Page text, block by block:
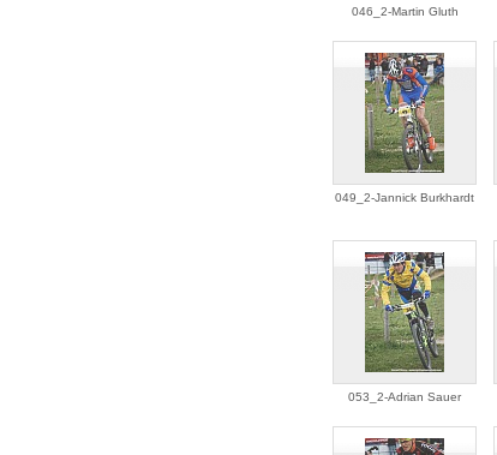
046_2-Martin Gluth
049_2-Jannick Burkhardt
053_2-Adrian Sauer